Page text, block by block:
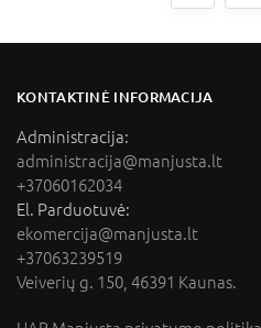
KONTAKTINĖ INFORMACIJA
Administracija:
administracija@manjusta.lt
+37060162034
El. Parduotuvė:
ekomercija@manjusta.lt
+37063239519
Veiverių g. 150, 46391 Kaunas.